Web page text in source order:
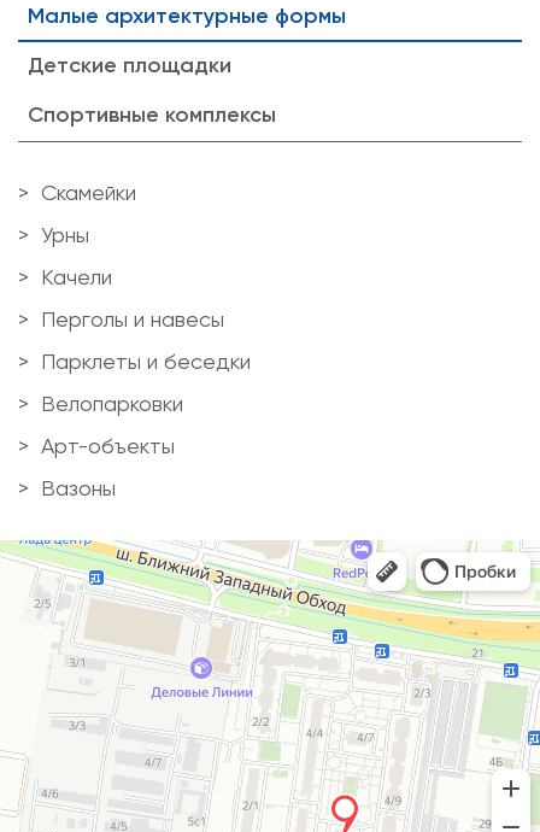
Малые архитектурные формы
Детские площадки
Спортивные комплексы
Скамейки
Урны
Качели
Перголы и навесы
Парклеты и беседки
Велопарковки
Арт-объекты
Вазоны